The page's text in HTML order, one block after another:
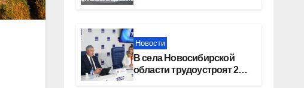
открытую квалификацию
Новости
В села Новосибирской
области трудоустроят 20
работников культуры